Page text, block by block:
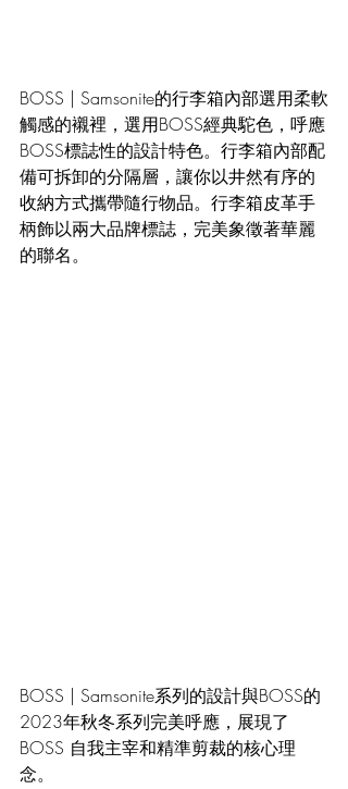
BOSS | Samsonite的行李箱內部選用柔軟
觸感的襯裡，選用BOSS經典駝色，呼應
BOSS標誌性的設計特色。行李箱內部配
備可拆卸的分隔層，讓你以井然有序的
收納方式攜帶隨行物品。行李箱皮革手
柄飾以兩大品牌標誌，完美象徵著華麗
的聯名。
BOSS | Samsonite系列的設計與BOSS的
2023年秋冬系列完美呼應，展現了
BOSS 自我主宰和精準剪裁的核心理
念。